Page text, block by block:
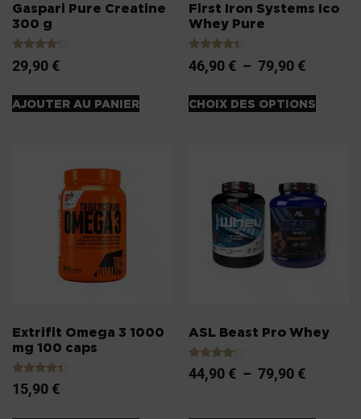
Gaspari Pure Creatine
300 g
Note
4.00
29,90 €
AJOUTER AU PANIER
First Iron Systems Ico
Whey Pure
Note
4.20
46,90 € – 79,90 €
CHOIX DES OPTIONS
Extrifit Omega 3 1000
mg 100 caps
Note
4.20
15,90 €
ASL Beast Pro Whey
Note
4.00
44,90 € – 79,90 €